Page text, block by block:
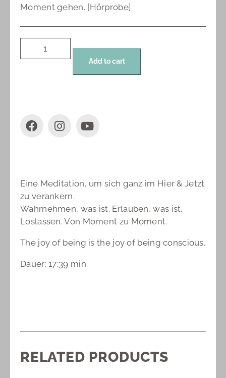
Moment gehen. [Hörprobe]
Add to cart
Eine Meditation, um sich ganz im Hier & Jetzt
zu verankern.
Wahrnehmen, was ist. Erlauben, was ist.
Loslassen. Von Moment zu Moment.
The joy of being is the joy of being conscious.
Dauer: 17:39 min.
RELATED PRODUCTS